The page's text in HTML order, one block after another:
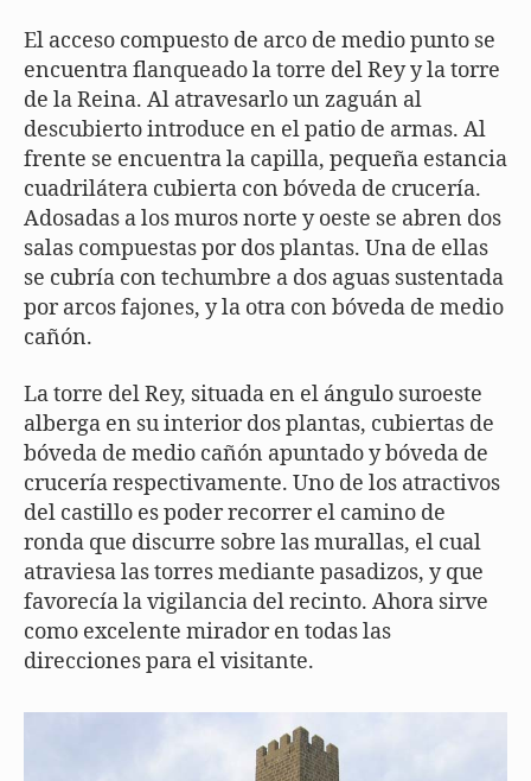
El acceso compuesto de arco de medio punto se
encuentra flanqueado la torre del Rey y la torre
de la Reina. Al atravesarlo un zaguán al
descubierto introduce en el patio de armas. Al
frente se encuentra la capilla, pequeña estancia
cuadrilátera cubierta con bóveda de crucería.
Adosadas a los muros norte y oeste se abren dos
salas compuestas por dos plantas. Una de ellas
se cubría con techumbre a dos aguas sustentada
por arcos fajones, y la otra con bóveda de medio
cañón.
La torre del Rey, situada en el ángulo suroeste
alberga en su interior dos plantas, cubiertas de
bóveda de medio cañón apuntado y bóveda de
crucería respectivamente. Uno de los atractivos
del castillo es poder recorrer el camino de
ronda que discurre sobre las murallas, el cual
atraviesa las torres mediante pasadizos, y que
favorecía la vigilancia del recinto. Ahora sirve
como excelente mirador en todas las
direcciones para el visitante.